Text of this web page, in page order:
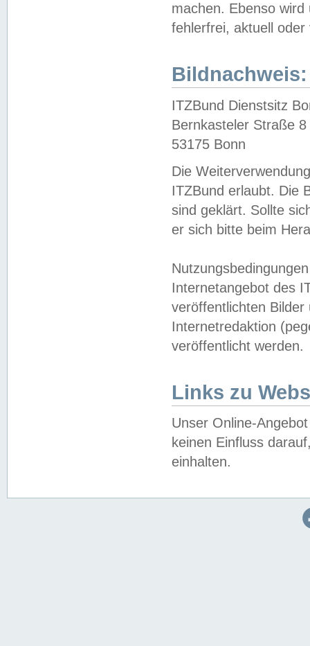
machen. Ebenso
fehlerfrei, aktuell oder
Bildnachweis:
ITZBund Dienstsitz
Bernkasteler Straße 8
53175 Bonn
Die
ITZBund erlaubt. Die
sind geklärt. Sollte
er sich bitte beim
Internetangebot des
veröffentlichten
Internetredaktion
veröffentlicht werden.
Links zu
Unser Online-
keinen Einfluss
einhalten.